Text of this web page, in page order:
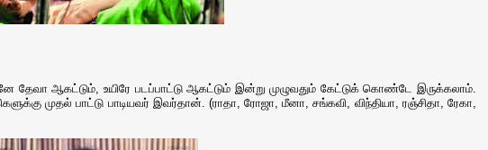
தேவா ஆகட்டும், உயிரே படப்பாட்டு ஆகட்டும் இன்று முழுவதும் கேட்டுக் கொண்டே இருக்கலாம்.
முதல் பாட்டு பாடியவர் இவர்தான். (ராதா, ரோஜா, மீனா, சங்கவி, விந்தியா, ரஞ்சிதா, ரேகா,